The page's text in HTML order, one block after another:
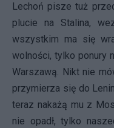
Lechoń pisze tuż
plucie na Stalina,
wszystkim ma się
wolności, tylko ponury
Warszawą. Nikt nie
przymierza się do
teraz nakażą mu z
nie opadł, tylko